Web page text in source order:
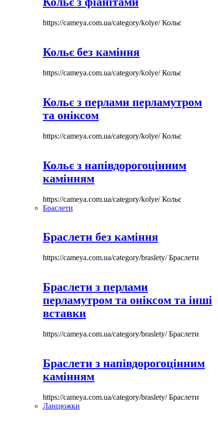
https://cameya.com.ua/category/kolye/Кольє
Кольє без каміння
https://cameya.com.ua/category/kolye/Кольє
Кольє з перлами перламутром
та оніксом
https://cameya.com.ua/category/kolye/Кольє
Кольє з напівдорогоцінним
камінням
https://cameya.com.ua/category/kolye/Кольє
Браслети
Браслети без каміння
https://cameya.com.ua/category/braslety/Браслети
Браслети з перлами
перламутром та оніксом та інші
вставки
https://cameya.com.ua/category/braslety/Браслети
Браслети з напівдорогоцінним
камінням
https://cameya.com.ua/category/braslety/Браслети
Ланцюжки